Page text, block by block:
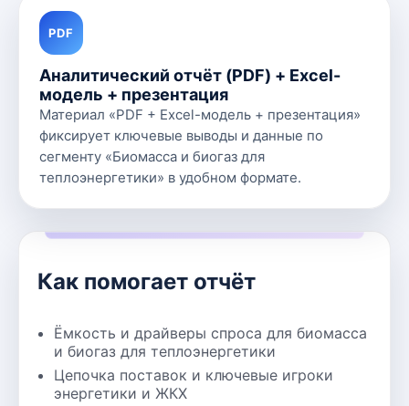
Как помогает отчёт
Ёмкость и драйверы спроса для биомасса
и биогаз для теплоэнергетики
Цепочка поставок и ключевые игроки
энергетики и ЖКХ
PDF
Аналитический отчёт (PDF) + Excel-
модель + презентация
Материал «PDF + Excel-модель + презентация»
фиксирует ключевые выводы и данные по
сегменту «Биомасса и биогаз для
теплоэнергетики» в удобном формате.